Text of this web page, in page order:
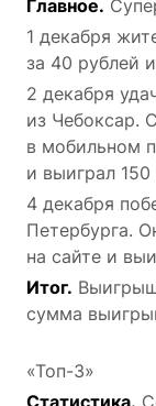
Главное.
1 декабря
за 40 рублей
2 декабря
из Чебоксар.
в мобильном
и выиграл
4 декабря
Петербурга.
на сайте и
Итог.
сумма
«Топ-3»
Статистика.